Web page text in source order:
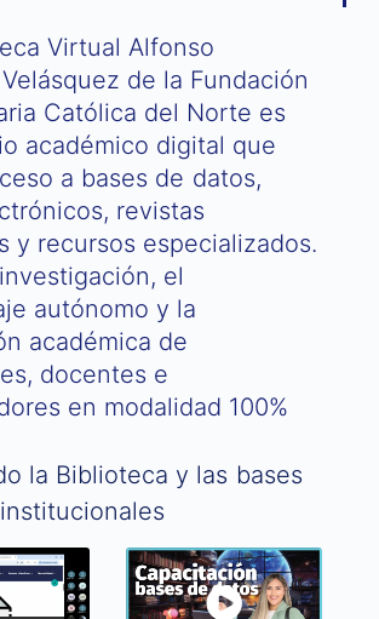
Virtual Alfonso
de la Fundación
Católica del Norte es
académico digital que
a bases de datos,
revistas
y recursos especializados.
el
autónomo y la
académica de
docentes e
en modalidad 100%
la Biblioteca y las bases